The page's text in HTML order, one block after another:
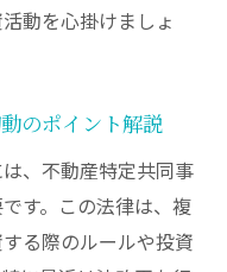
握する納付情報
動を心掛けましょ
のポイント解説
、不動産特定共同事
す。この法律は、複
る際のルールや投資